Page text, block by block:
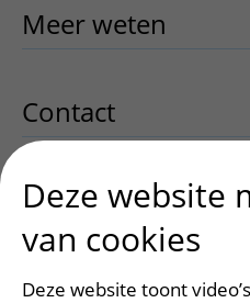
Meer weten
Contact
Heeft deze informatie
Deze website
van cookies
Deze website toont